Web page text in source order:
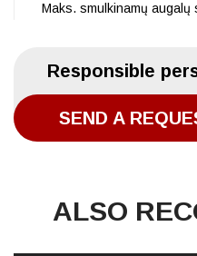
Maks. smulkinamų augalų
Responsible
SEND A
ALSO